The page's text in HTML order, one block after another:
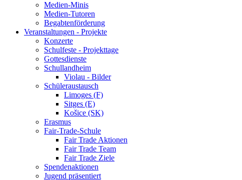
Medien-Minis
Medien-Tutoren
Begabtenförderung
Veranstaltungen - Projekte
Konzerte
Schulfeste - Projekttage
Gottesdienste
Schullandheim
Violau - Bilder
Schüleraustausch
Limoges (F)
Sitges (E)
Košice (SK)
Erasmus
Fair-Trade-Schule
Fair Trade Aktionen
Fair Trade Team
Fair Trade Ziele
Spendenaktionen
Jugend präsentiert